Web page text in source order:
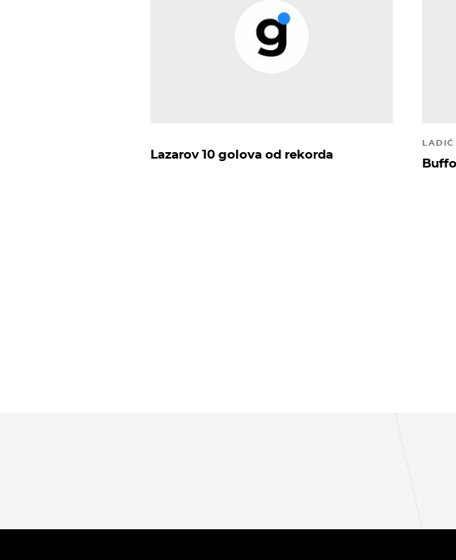
Lazarov 10 golova od rekorda
LADIĆ